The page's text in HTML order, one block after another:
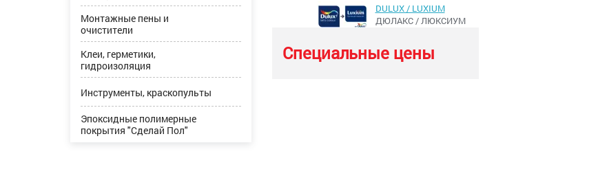
Монтажные пены и
очистители
Клеи, герметики,
гидроизоляция
Инструменты, краскопульты
Эпоксидные полимерные
покрытия "Сделай Пол"
DULUX / LUXIUM
ДЮЛАКС / ЛЮКСИУМ
Специальные цены